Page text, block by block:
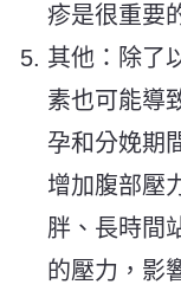
疹是很重要
其他：除了
素也可能導
孕和分娩期
增加腹部壓
胖、長時間
的壓力，影